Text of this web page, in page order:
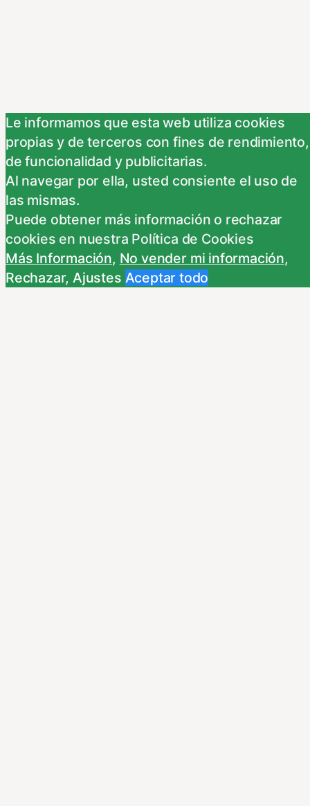
Sinónimos
apocamiento, calidad, Capacidad , Carácter
debilidad, Dureza, Energía, entereza, firmeza ,
fortaleza, Genio, idiosincrasia, Natural
Le informamos que esta web utiliza cookies
propias y de terceros con fines de rendimiento,
de funcionalidad y publicitarias.
Al navegar por ella, usted consiente el uso de
las mismas.
Puede obtener más información o rechazar
cookies en nuestra Política de Cookies
Más Información, No vender mi información,
Rechazar,Ajustes Aceptar todo